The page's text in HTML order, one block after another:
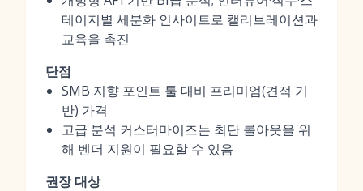
테이지별 세분화 인사이트로 캘리브레이션과
교육을 촉진
단점
SMB 지향 포인트 툴 대비 프리미엄(견적 기
반) 가격
고급 분석 커스터마이즈는 최단 롤아웃을 위
해 벤더 지원이 필요할 수 있음
권장 대상